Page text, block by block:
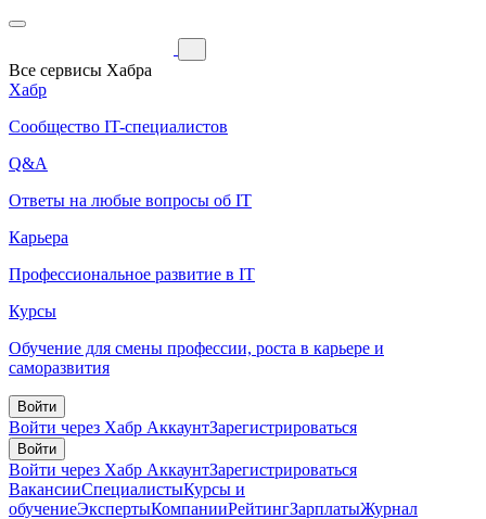
Все сервисы Хабра
Хабр
Сообщество IT-специалистов
Q&A
Ответы на любые вопросы об IT
Карьера
Профессиональное развитие в IT
Курсы
Обучение для смены профессии, роста в карьере и
саморазвития
Войти
Войти через Хабр АккаунтЗарегистрироваться
Войти
Войти через Хабр АккаунтЗарегистрироваться
ВакансииСпециалистыКурсы и
обучениеЭкспертыКомпанииРейтингЗарплатыЖурнал